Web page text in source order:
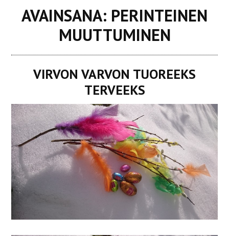
AVAINSANA: PERINTEINEN
MUUTTUMINEN
VIRVON VARVON TUOREEKS
TERVEEKS